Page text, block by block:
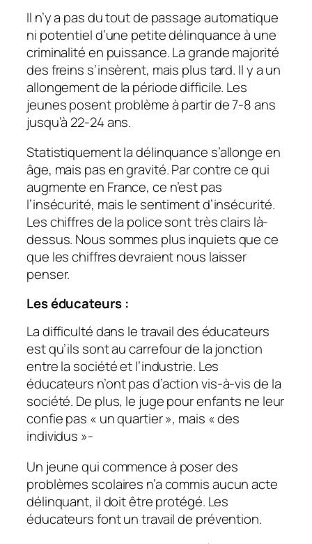
Il n’y a pas du tout de passage automatique
ni potentiel d’une petite délinquance à une
criminalité en puissance. La grande majorité
des freins s’insèrent, mais plus tard. Il y a un
allongement de la période difficile. Les
jeunes posent problème à partir de 7-8 ans
jusqu’à 22-24 ans.
Statistiquement la délinquance s’allonge en
âge, mais pas en gravité. Par contre ce qui
augmente en France, ce n’est pas
l’insécurité, mais le sentiment d’insécurité.
Les chiffres de la police sont très clairs là-
dessus. Nous sommes plus inquiets que ce
que les chiffres devraient nous laisser
penser.
Les éducateurs :
La difficulté dans le travail des éducateurs
est qu’ils sont au carrefour de la jonction
entre la société et l’industrie. Les
éducateurs n’ont pas d’action vis-à-vis de la
société. De plus, le juge pour enfants ne leur
confie pas « un quartier », mais « des
individus »-
Un jeune qui commence à poser des
problèmes scolaires n’a commis aucun acte
délinquant, il doit être protégé. Les
éducateurs font un travail de prévention.